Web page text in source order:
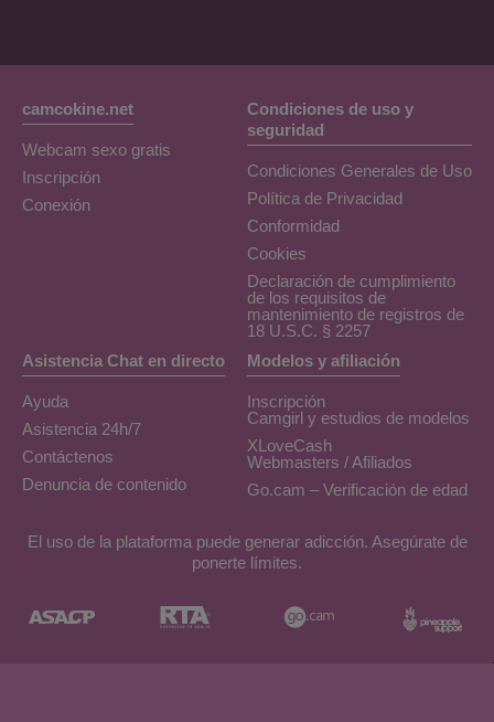
camcokine.net
Webcam sexo gratis
Inscripción
Conexión
Condiciones de uso y
seguridad
Condiciones Generales de Uso
Política de Privacidad
Conformidad
Cookies
Declaración de cumplimiento
de los requisitos de
mantenimiento de registros de
18 U.S.C. § 2257
Asistencia Chat en directo
Ayuda
Asistencia 24h/7
Contáctenos
Denuncia de contenido
Modelos y afiliación
Inscripción
Camgirl y estudios de modelos
XLoveCash
Webmasters / Afiliados
Go.cam – Verificación de edad
El uso de la plataforma puede generar adicción. Asegúrate de
ponerte límites.